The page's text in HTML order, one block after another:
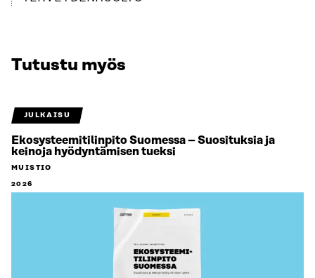
Tutustu myös
JULKAISU
Ekosysteemitilinpito Suomessa – Suosituksia ja
keinoja hyödyntämisen tueksi
MUISTIO
2026